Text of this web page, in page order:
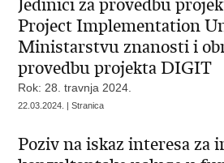
Jedinici za provedbu
Project Implementation
Ministarstvu znanosti i
provedbu projekta DIGIT
Rok: 28. travnja 2024.
22.03.2024. | Stranica
Poziv na iskaz interesa za